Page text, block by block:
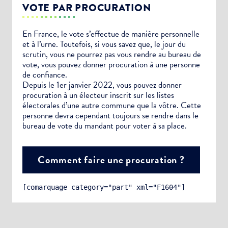
VOTE PAR PROCURATION
En France, le vote s’effectue de manière personnelle
et à l’urne. Toutefois, si vous savez que, le jour du
scrutin, vous ne pourrez pas vous rendre au bureau de
vote, vous pouvez donner procuration à une personne
de confiance.
Depuis le 1er janvier 2022, vous pouvez donner
procuration à un électeur inscrit sur les listes
électorales d’une autre commune que la vôtre. Cette
personne devra cependant toujours se rendre dans le
bureau de vote du mandant pour voter à sa place.
Comment faire une procuration ?
[comarquage category="part" xml="F1604"]